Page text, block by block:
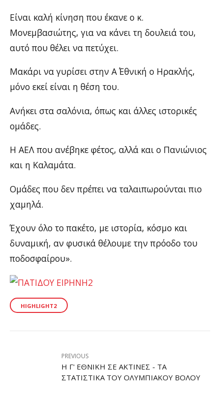
Είναι καλή κίνηση που έκανε ο κ.
Μονεμβασιώτης, για να κάνει τη δουλειά του,
αυτό που θέλει να πετύχει.
Μακάρι να γυρίσει στην Α΄ Εθνική ο Ηρακλής,
μόνο εκεί είναι η θέση του.
Ανήκει στα σαλόνια, όπως και άλλες ιστορικές
ομάδες.
Η ΑΕΛ που ανέβηκε φέτος, αλλά και ο Πανιώνιος
και η Καλαμάτα.
Ομάδες που δεν πρέπει να ταλαιπωρούνται πιο
χαμηλά.
Έχουν όλο το πακέτο, με ιστορία, κόσμο και
δυναμική, αν φυσικά θέλουμε την πρόοδο του
ποδοσφαίρου».
HIGHLIGHT2
PREVIOUS
Η Γ' ΕΘΝΙΚΉ ΣΕ ΑΚΤΊΝΕΣ - ΤΑ
ΣΤΑΤΙΣΤΙΚΆ ΤΟΥ ΟΛΥΜΠΙΑΚΟΎ ΒΌΛΟΥ